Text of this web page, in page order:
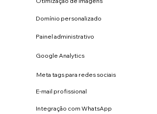
Domínio personalizado
Painel administrativo
Google Analytics
Meta tags para redes sociais
E-mail profissional
Integração com WhatsApp